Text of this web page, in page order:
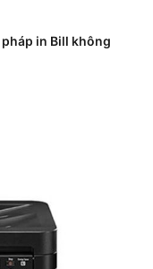
pháp in Bill không